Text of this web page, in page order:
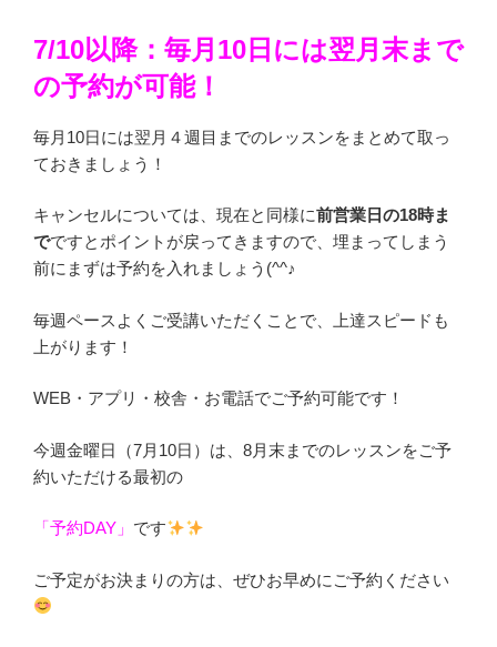
7/10以降：毎月10日には翌月末まで
の予約が可能！
毎月10日には翌月４週目までのレッスンをまとめて取っ
ておきましょう！
キャンセルについては、現在と同様に前営業日の18時ま
でですとポイントが戻ってきますので、埋まってしまう
前にまずは予約を入れましょう(^^♪
毎週ペースよくご受講いただくことで、上達スピードも
上がります！
WEB・アプリ・校舎・お電話でご予約可能です！
今週金曜日（7月10日）は、8月末までのレッスンをご予
約いただける最初の
「予約DAY」 です
ご予定がお決まりの方は、ぜひお早めにご予約ください